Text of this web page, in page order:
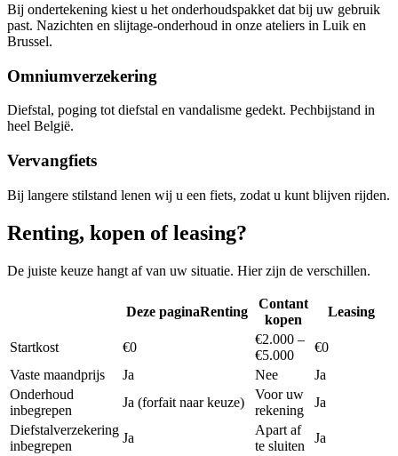
Bij ondertekening kiest u het onderhoudspakket dat bij uw gebruik
past. Nazichten en slijtage-onderhoud in onze ateliers in Luik en
Brussel.
Omniumverzekering
Diefstal, poging tot diefstal en vandalisme gedekt. Pechbijstand in
heel België.
Vervangfiets
Bij langere stilstand lenen wij u een fiets, zodat u kunt blijven rijden.
Renting, kopen of leasing?
De juiste keuze hangt af van uw situatie. Hier zijn de verschillen.
Deze paginaRenting
Contant
kopen
Leasing
Startkost €0
€2.000 –
€5.000
€0
Vaste maandprijs
Ja Nee
Ja
Onderhoud
inbegrepen
Ja (forfait naar keuze)
Voor uw
rekening
Ja
Diefstalverzekering
inbegrepen
Ja
Apart af
te sluiten
Ja